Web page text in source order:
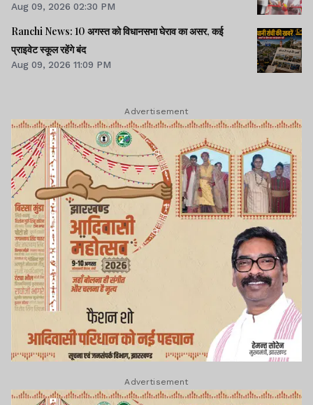
Aug 09, 2026 02:30 PM
Ranchi News: 10 अगस्त को विधानसभा घेराव का असर, कई
प्राइवेट स्कूल रहेंगे बंद
Aug 09, 2026 11:09 PM
Advertisement
Advertisement